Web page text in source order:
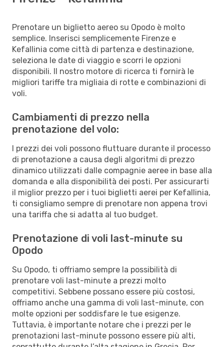
Prenotare un biglietto aereo su Opodo è molto
semplice. Inserisci semplicemente Firenze e
Kefallinia come città di partenza e destinazione,
seleziona le date di viaggio e scorri le opzioni
disponibili. Il nostro motore di ricerca ti fornirà le
migliori tariffe tra migliaia di rotte e combinazioni di
voli.
Cambiamenti di prezzo nella
prenotazione del volo:
I prezzi dei voli possono fluttuare durante il processo
di prenotazione a causa degli algoritmi di prezzo
dinamico utilizzati dalle compagnie aeree in base alla
domanda e alla disponibilità dei posti. Per assicurarti
il miglior prezzo per i tuoi biglietti aerei per Kefallinia,
ti consigliamo sempre di prenotare non appena trovi
una tariffa che si adatta al tuo budget.
Prenotazione di voli last-minute su
Opodo
Su Opodo, ti offriamo sempre la possibilità di
prenotare voli last-minute a prezzi molto
competitivi. Sebbene possano essere più costosi,
offriamo anche una gamma di voli last-minute, con
molte opzioni per soddisfare le tue esigenze.
Tuttavia, è importante notare che i prezzi per le
prenotazioni last-minute possono essere più alti,